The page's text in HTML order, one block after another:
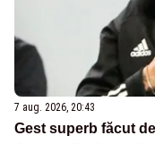
7 aug. 2026, 20:43
Gest superb făcut